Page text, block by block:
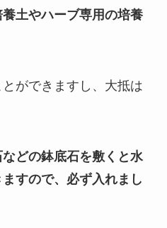
土やハーブ専用の培養
ができますし、大抵は
どの鉢底石を敷くと水
ますので、必ず入れまし